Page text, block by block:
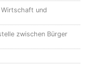
und
zwischen Bürger